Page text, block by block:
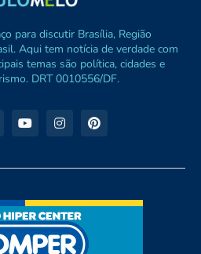
para discutir Brasília, Região
Aqui tem notícia de verdade com
temas são política, cidades e
DRT 0010556/DF.